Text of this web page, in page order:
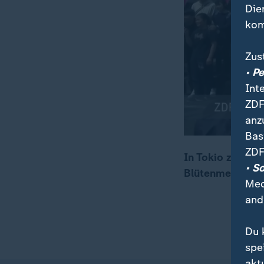
00:09 00:25
In Tokio zieht
Blütenmeer
•
•
Du